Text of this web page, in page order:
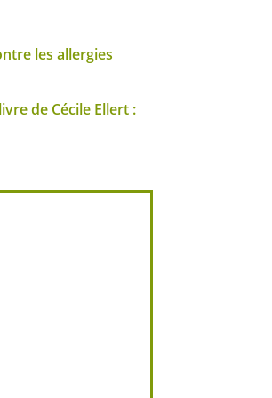
les allergies
livre de Cécile Ellert :